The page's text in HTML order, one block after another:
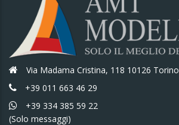
Via Madama Cristina, 118 10126 Torino
+39 011 663 46 29
+39 334 385 59 22
(Solo messaggi)